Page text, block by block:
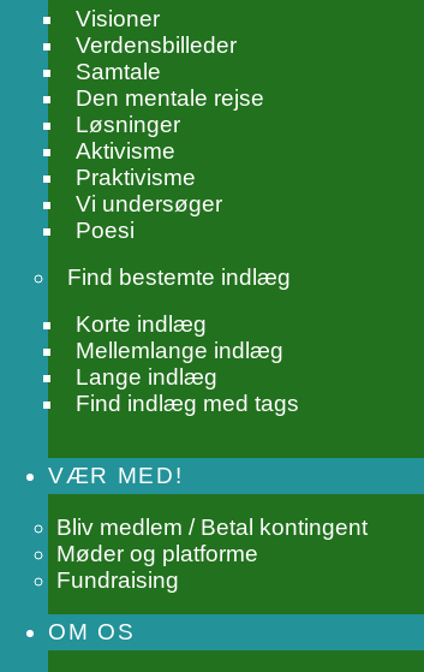
Visioner
Verdensbilleder
Samtale
Den mentale rejse
Løsninger
Aktivisme
Praktivisme
Vi undersøger
Poesi
Find bestemte indlæg
Korte indlæg
Mellemlange indlæg
Lange indlæg
Find indlæg med tags
VÆR MED!
Bliv medlem / Betal kontingent
Møder og platforme
Fundraising
OM OS